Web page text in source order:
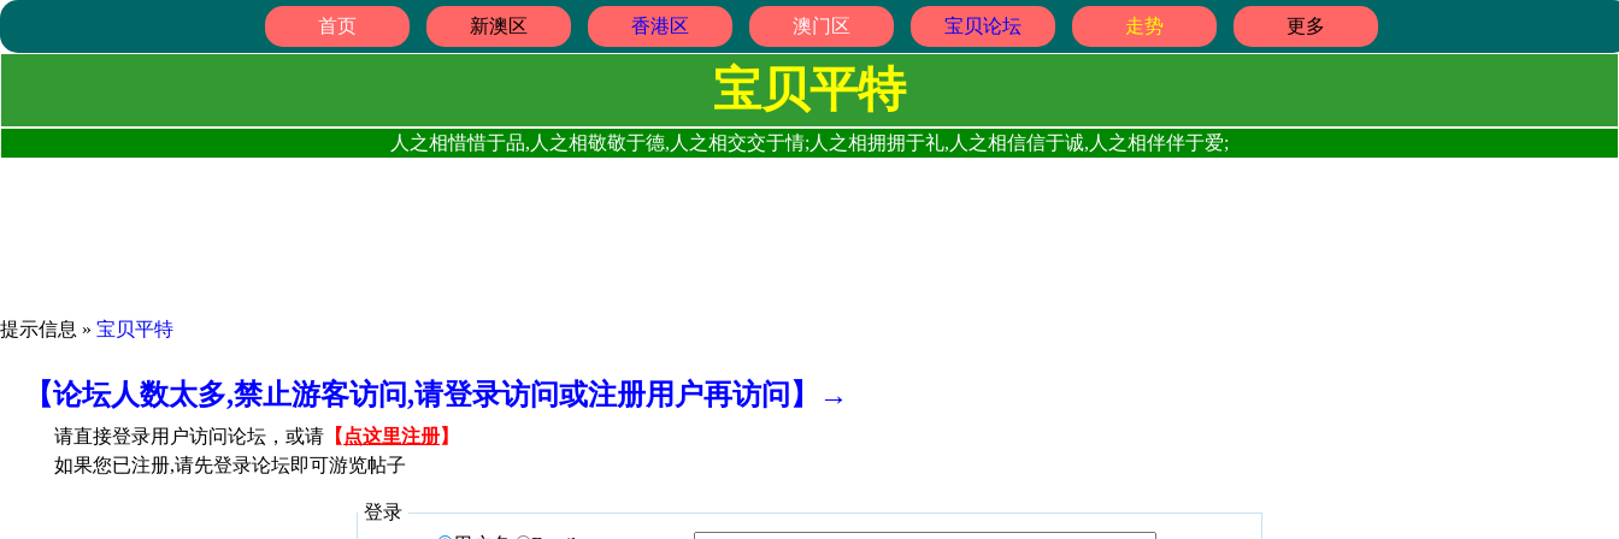
首页 新澳区 香港区 澳门区 宝贝论坛 走势 更多
宝贝平特
人之相惜惜于品,人之相敬敬于德,人之相交交于情;人之相拥拥于礼,人之相信信于诚,人之相伴伴于爱;
提示信息 » 宝贝平特
【论坛人数太多,禁止游客访问,请登录访问或注册用户再访问】→
请直接登录用户访问论坛，或请 【 点这里注册】
如果您已注册,请先登录论坛即可游览帖子
登录